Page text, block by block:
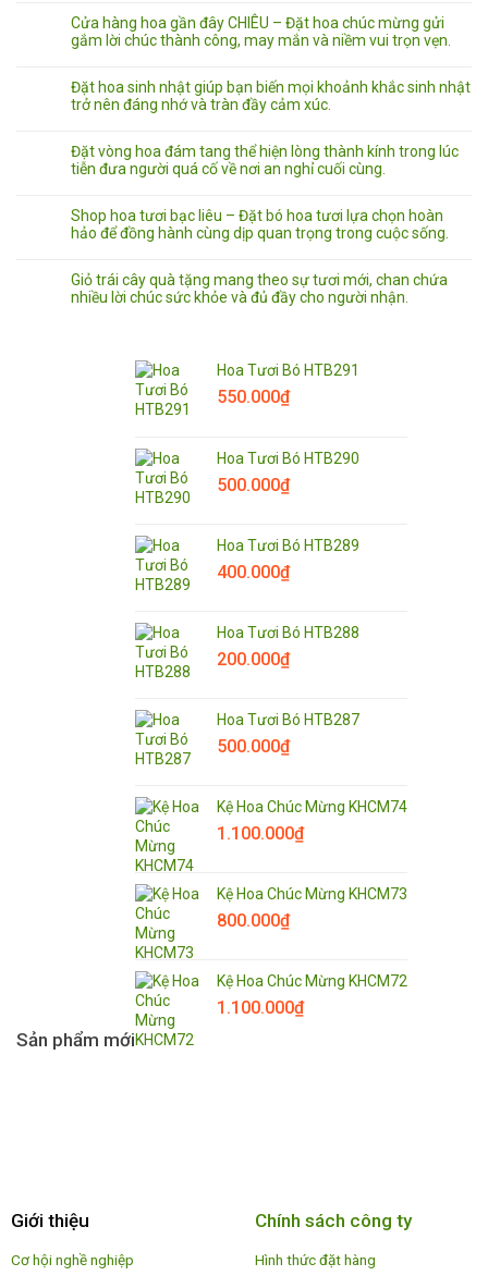
Cửa hàng hoa gần đây CHIÊU – Đặt hoa chúc mừng gửi
gắm lời chúc thành công, may mắn và niềm vui trọn vẹn.
Đặt hoa sinh nhật giúp bạn biến mọi khoảnh khắc sinh nhật
trở nên đáng nhớ và tràn đầy cảm xúc.
Đặt vòng hoa đám tang thể hiện lòng thành kính trong lúc
tiễn đưa người quá cố về nơi an nghỉ cuối cùng.
Shop hoa tươi bạc liêu – Đặt bó hoa tươi lựa chọn hoàn
hảo để đồng hành cùng dịp quan trọng trong cuộc sống.
Giỏ trái cây quà tặng mang theo sự tươi mới, chan chứa
nhiều lời chúc sức khỏe và đủ đầy cho người nhận.
Sản phẩm mới
Hoa Tươi Bó HTB291
550.000₫
Hoa Tươi Bó HTB290
500.000₫
Hoa Tươi Bó HTB289
400.000₫
Hoa Tươi Bó HTB288
200.000₫
Hoa Tươi Bó HTB287
500.000₫
Kệ Hoa Chúc Mừng KHCM74
1.100.000₫
Kệ Hoa Chúc Mừng KHCM73
800.000₫
Kệ Hoa Chúc Mừng KHCM72
1.100.000₫
Giới thiệu
Cơ hội nghề nghiệp
Chính sách công ty
Hình thức đặt hàng